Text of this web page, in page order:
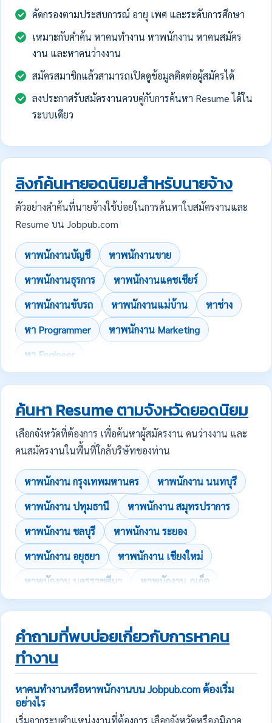
คัดกรองตามประสบการณ์ อายุ เพศ และระดับการศึกษา
เหมาะกับคำค้น หาคนทำงาน หาพนักงาน หาคนสมัคร
งาน และหาคนว่างงาน
สมัครสมาชิกแล้วสามารถเปิดดูข้อมูลติดต่อผู้สมัครได้
ลงประกาศรับสมัครงานควบคู่กับการค้นหา Resume ได้ใน
ระบบเดียว
ลิงก์ค้นหายอดนิยมสำหรับนายจ้าง
ตัวอย่างคำค้นที่นายจ้างใช้บ่อยในการค้นหาใบสมัครงานและ
Resume บน Jobpub.com
หาพนักงานบัญชี
หาพนักงานขาย
หาพนักงานธุรการ
หาพนักงานแคชเชียร์
หาพนักงานขับรถ
หาพนักงานแม่บ้าน
หาช่าง
หา Programmer
หาพนักงาน Marketing
หา Engineer
ค้นหา Resume ตามจังหวัดยอดนิยม
เลือกจังหวัดที่ต้องการ เพื่อค้นหาผู้สมัครงาน คนว่างงาน และ
คนสมัครงานในพื้นที่ใกล้บริษัทของท่าน
หาพนักงาน กรุงเทพมหานคร
หาพนักงาน นนทบุรี
หาพนักงาน ปทุมธานี
หาพนักงาน สมุทรปราการ
หาพนักงาน ชลบุรี
หาพนักงาน ระยอง
หาพนักงาน อยุธยา
หาพนักงาน เชียงใหม่
หาพนักงาน นครราชสีมา
หาพนักงาน ภูเก็ต
คำถามที่พบบ่อยเกี่ยวกับการหาคน
ทำงาน
หาคนทำงานหรือหาพนักงานบน Jobpub.com ต้องเริ่ม
อย่างไร
เริ่มจากระบุตำแหน่งงานที่ต้องการ เลือกจังหวัดหรือภูมิภาค